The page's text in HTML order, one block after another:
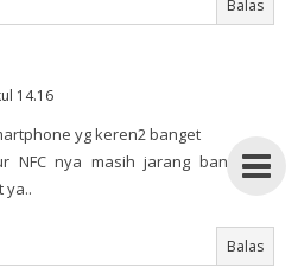
Balas
14.16
yg keren2 banget
NFC nya masih jarang banget
ya..
Balas